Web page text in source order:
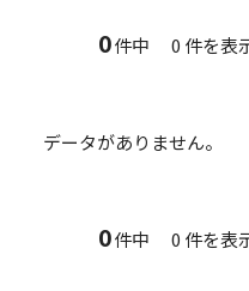
0件中 0 件を表
データがありません。
0件中 0 件を表